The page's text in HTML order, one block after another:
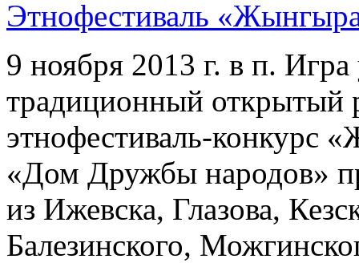
Этнофестиваль
9 ноября 2013 г. в п.
традиционный открытый
этнофестиваль-
«Дом Дружбы народов»
из Ижевска, Глазова,
Балезинского,